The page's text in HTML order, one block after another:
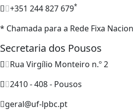
+351 244 827 679*
* Chamada para a Rede Fixa
Secretaria dos Pousos
Rua Virgílio Monteiro n.º 2
2410 - 408 - Pousos
geral@uf-lpbc.pt